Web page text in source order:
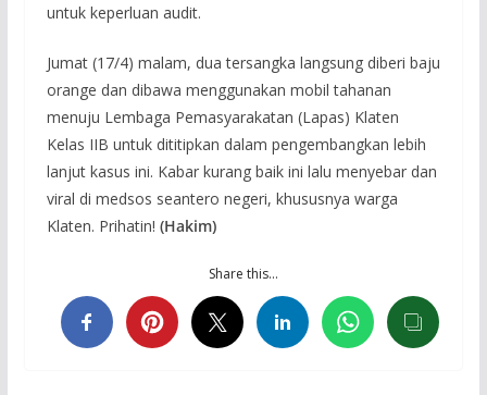
untuk keperluan audit.
Jumat (17/4) malam, dua tersangka langsung diberi baju
orange dan dibawa menggunakan mobil tahanan
menuju Lembaga Pemasyarakatan (Lapas) Klaten
Kelas IIB untuk dititipkan dalam pengembangkan lebih
lanjut kasus ini. Kabar kurang baik ini lalu menyebar dan
viral di medsos seantero negeri, khususnya warga
Klaten. Prihatin! (Hakim)
Share this…